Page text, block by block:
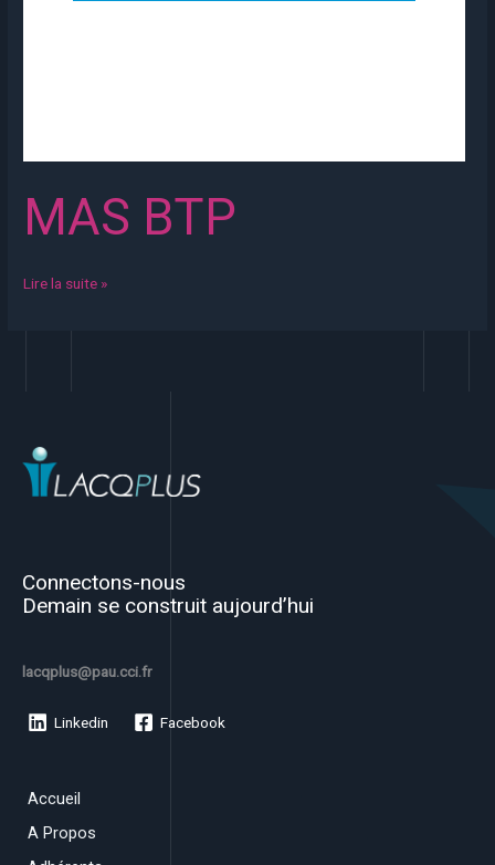
MAS BTP
Lire la suite »
Connectons-nous
Demain se construit aujourd’hui
lacqplus@pau.cci.fr
Linkedin Facebook
Accueil
A Propos